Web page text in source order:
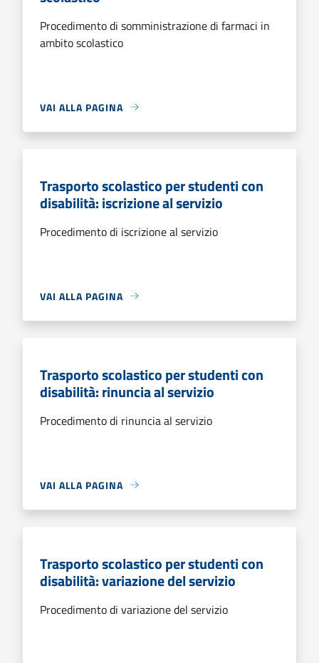
Procedimento di somministrazione di farmaci in
ambito scolastico
VAI ALLA PAGINA
Trasporto scolastico per studenti con
disabilità: iscrizione al servizio
Procedimento di iscrizione al servizio
VAI ALLA PAGINA
Trasporto scolastico per studenti con
disabilità: rinuncia al servizio
Procedimento di rinuncia al servizio
VAI ALLA PAGINA
Trasporto scolastico per studenti con
disabilità: variazione del servizio
Procedimento di variazione del servizio